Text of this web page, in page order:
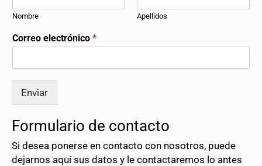
Nombre Apellidos
Correo electrónico *
Enviar
Formulario de contacto
Si desea ponerse en contacto con nosotros, puede
dejarnos aquí sus datos y le contactaremos lo antes